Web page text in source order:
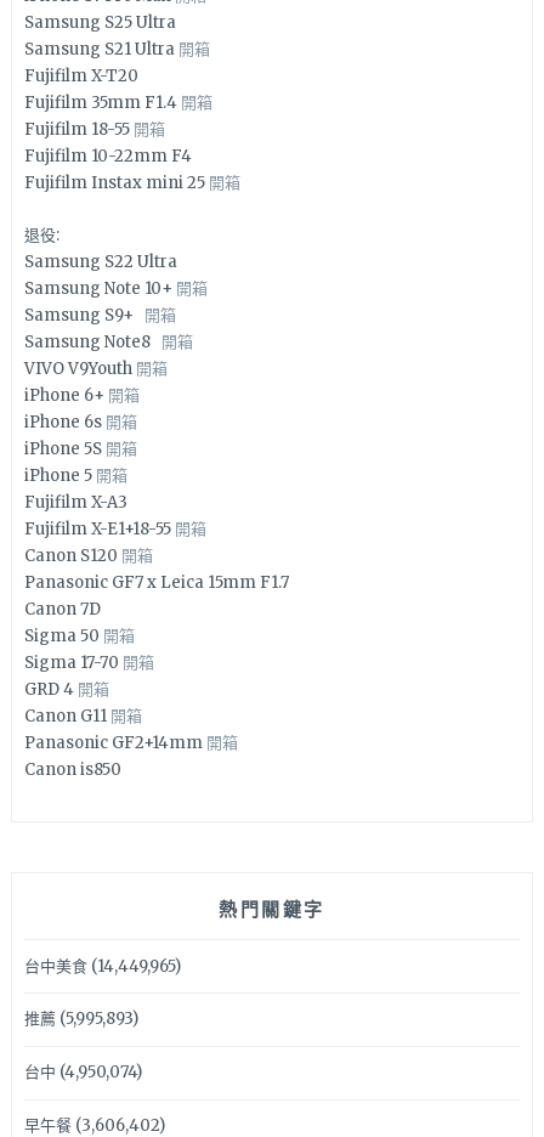
Samsung S25 Ultra
Samsung S21 Ultra 開箱
Fujifilm X-T20
Fujifilm 35mm F1.4 開箱
Fujifilm 18-55 開箱
Fujifilm 10-22mm F4
Fujifilm Instax mini 25 開箱
退役:
Samsung S22 Ultra
Samsung Note 10+ 開箱
Samsung S9+ 開箱
Samsung Note8 開箱
VIVO V9Youth 開箱
iPhone 6+ 開箱
iPhone 6s 開箱
iPhone 5S 開箱
iPhone 5 開箱
Fujifilm X-A3
Fujifilm X-E1+18-55 開箱
Canon S120 開箱
Panasonic GF7 x Leica 15mm F1.7
Canon 7D
Sigma 50 開箱
Sigma 17-70 開箱
GRD 4 開箱
Canon G11 開箱
Panasonic GF2+14mm 開箱
Canon is850
熱門關鍵字
台中美食(14,449,965)
推薦(5,995,893)
台中 (4,950,074)
早午餐(3,606,402)